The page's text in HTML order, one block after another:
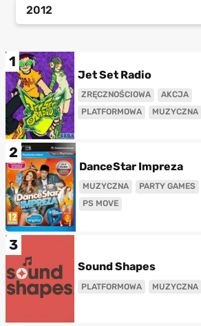
2012
1
Jet Set Radio
ZRĘCZNOŚCIOWA
AKCJA
PLATFORMOWA
MUZYCZNA
2
DanceStar Impreza
MUZYCZNA
PARTY GAMES
PS MOVE
3
Sound Shapes
PLATFORMOWA MUZYCZNA